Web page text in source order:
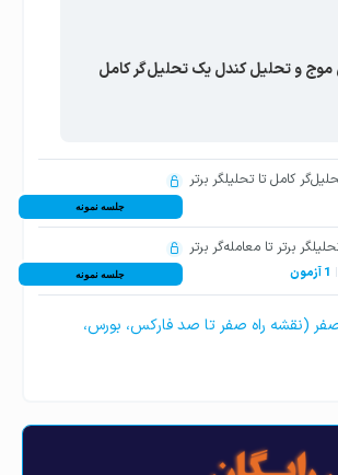
موج و تحلیل کندل‌ یک تحلیل‌گر کامل
کامل تا تحلیلگر برتر
جلسه نمونه
معاملاتی چیست؟ سیستم معاملاتی
و بورس
برتر تا معامله‌گر برتر
جلسه نمونه |
برتر کیست؟ تریدر حرفه‌ای فارکس و
(نقشه راه صفر تا صد فارکس، بورس،